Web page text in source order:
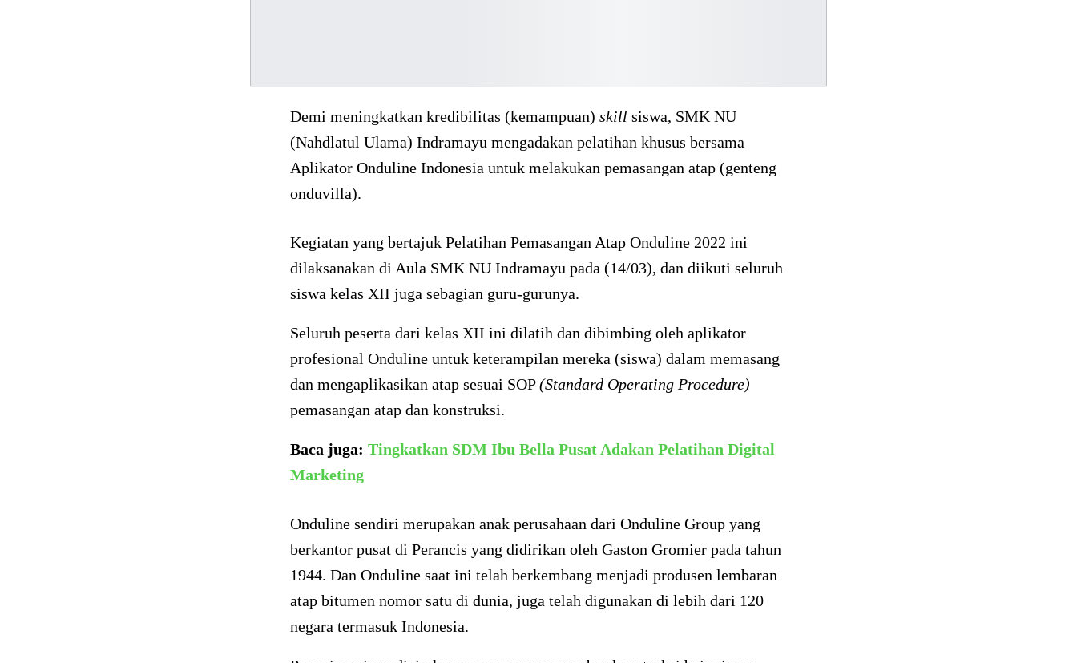
Demi meningkatkan kredibilitas (kemampuan) skill siswa, SMK NU
(Nahdlatul Ulama) Indramayu mengadakan pelatihan khusus bersama
Aplikator Onduline Indonesia untuk melakukan pemasangan atap (genteng
onduvilla).
Kegiatan yang bertajuk Pelatihan Pemasangan Atap Onduline 2022 ini
dilaksanakan di Aula SMK NU Indramayu pada (14/03), dan diikuti seluruh
siswa kelas XII juga sebagian guru-gurunya.
Seluruh peserta dari kelas XII ini dilatih dan dibimbing oleh aplikator
profesional Onduline untuk keterampilan mereka (siswa) dalam memasang
dan mengaplikasikan atap sesuai SOP(Standard Operating Procedure)
pemasangan atap dan konstruksi.
Baca juga: Tingkatkan SDM Ibu Bella Pusat Adakan Pelatihan Digital
Marketing
Onduline sendiri merupakan anak perusahaan dari Onduline Group yang
berkantor pusat di Perancis yang didirikan oleh Gaston Gromier pada tahun
1944. Dan Onduline saat ini telah berkembang menjadi produsen lembaran
atap bitumen nomor satu di dunia, juga telah digunakan di lebih dari 120
negara termasuk Indonesia.